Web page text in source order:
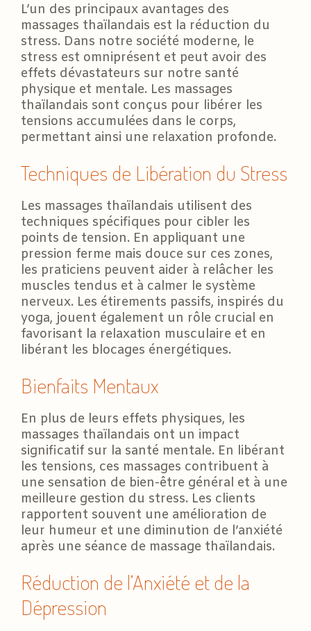
L’un des principaux avantages des
massages thaïlandais est la réduction du
stress. Dans notre société moderne, le
stress est omniprésent et peut avoir des
effets dévastateurs sur notre santé
physique et mentale. Les massages
thaïlandais sont conçus pour libérer les
tensions accumulées dans le corps,
permettant ainsi une relaxation profonde.
Techniques de Libération du Stress
Les massages thaïlandais utilisent des
techniques spécifiques pour cibler les
points de tension. En appliquant une
pression ferme mais douce sur ces zones,
les praticiens peuvent aider à relâcher les
muscles tendus et à calmer le système
nerveux. Les étirements passifs, inspirés du
yoga, jouent également un rôle crucial en
favorisant la relaxation musculaire et en
libérant les blocages énergétiques.
Bienfaits Mentaux
En plus de leurs effets physiques, les
massages thaïlandais ont un impact
significatif sur la santé mentale. En libérant
les tensions, ces massages contribuent à
une sensation de bien-être général et à une
meilleure gestion du stress. Les clients
rapportent souvent une amélioration de
leur humeur et une diminution de l’anxiété
après une séance de massage thaïlandais.
Réduction de l’Anxiété et de la
Dépression